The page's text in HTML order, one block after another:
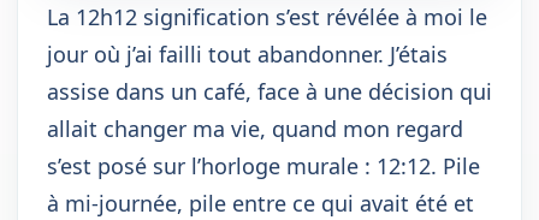
La 12h12 signification s’est révélée à moi le
jour où j’ai failli tout abandonner. J’étais
assise dans un café, face à une décision qui
allait changer ma vie, quand mon regard
s’est posé sur l’horloge murale : 12:12. Pile
à mi-journée, pile entre ce qui avait été et